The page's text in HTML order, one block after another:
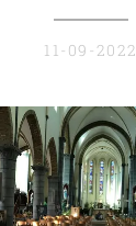
11-09-2022